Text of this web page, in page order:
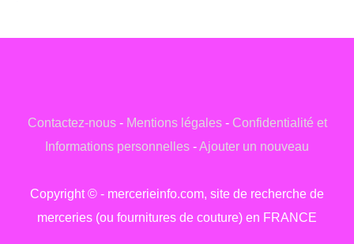
Contactez-nous- Mentions légales- Confidentialité et
Informations personnelles -Ajouter un nouveau
Copyright © - mercerieinfo.com, site de recherche de
merceries (ou fournitures de couture) en FRANCE